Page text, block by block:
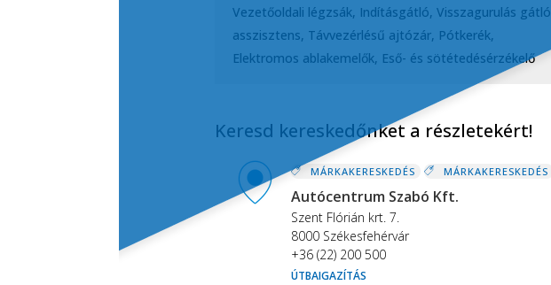
Vezetőoldali légzsák, Indításgátló, Visszagurulás gátló
asszisztens, Távvezérlésű ajtózár, Pótkerék,
Elektromos ablakemelők, Eső- és sötétedésérzékelő
Keresd kereskedőnket a részletekért!
MÁRKAKERESKEDÉS MÁRKAKERESKEDÉS
Autócentrum Szabó Kft.
Szent Flórián krt. 7.
8000 Székesfehérvár
+36 (22) 200 500
ÚTBAIGAZÍTÁS